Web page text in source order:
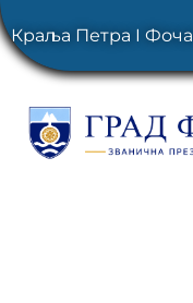
Краља Петра I Фоча